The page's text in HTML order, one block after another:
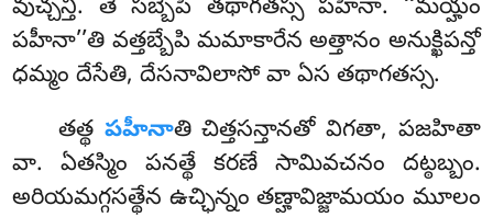
వుచ్చన్తి. తే సబ్బేపి తథాగతస్స పహీనా. ‘‘మయ్హం
పహీనా’’తి వత్తబ్బేపి మమాకారేన అత్తానం అనుక్ఖిపన్తో
ధమ్మం దేసేతి, దేసనావిలాసో వా ఏస తథాగతస్స.
తత్థ పహీనాతి చిత్తసన్తానతో విగతా, పజహితా
వా. ఏతస్మిం పనత్థే కరణే సామివచనం దట్ఠబ్బం.
అరియమగ్గసత్థేన ఉచ్ఛిన్నం తణ్హావిజ్జామయం మూలం